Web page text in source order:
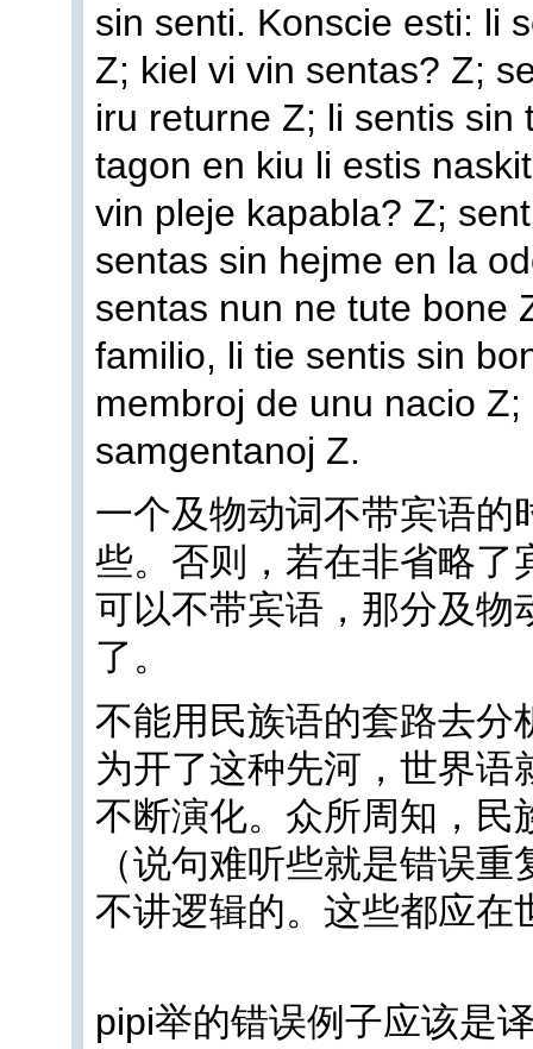
sin senti. Konscie esti: li
Z; kiel vi vin sentas? Z;
iru returne Z; li sentis sin
tagon en kiu li estis
vin pleje kapabla? Z;
sentas sin hejme en la
sentas nun ne tute bone
familio, li tie sentis sin
membroj de unu nacio
samgentanoj Z.
一个及物动词不带宾语的
些。否则，若在非省略了
可以不带宾语，那分及物
了。
不能用民族语的套路去分
为开了这种先河，世界
不断演化。众所周知，民
（说句难听些就是错误
不讲逻辑的。这些都应在
pipi举的错误例子应该是